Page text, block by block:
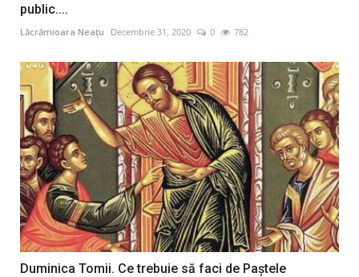
public....
Lăcrămioara Neațu Decembrie 31, 2020 0 782
Duminica Tomii. Ce trebuie să faci de Paștele